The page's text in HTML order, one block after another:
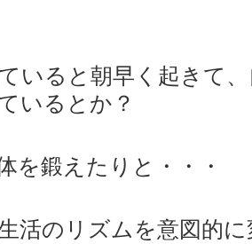
いると朝早く起きて
いるとか？
を鍛えたりと・・・
活のリズムを意図的